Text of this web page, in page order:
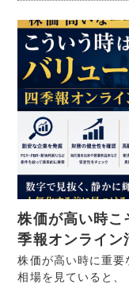
株価が高い時こ
季報オンライン
株価が高い時に重
相場を見ていると、